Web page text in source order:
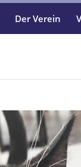
Der Verein